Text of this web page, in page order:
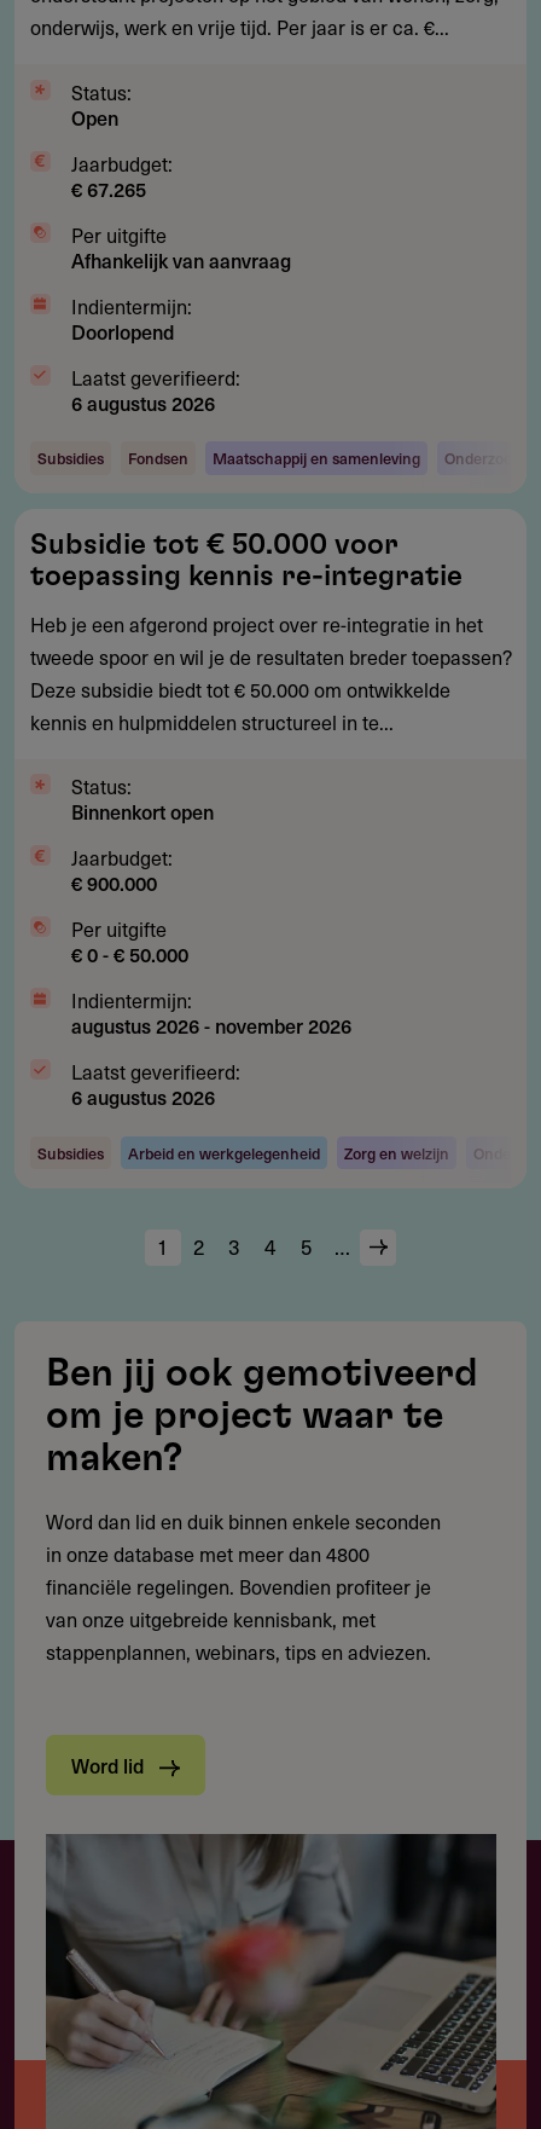
bij
vergroten
onderwijs, werk en vrije tijd. Per jaar is er ca. €...
Status:
Open
Jaarbudget:
€ 67.265
Per uitgifte
Afhankelijk van aanvraag
Indientermijn:
Doorlopend
Laatst geverifieerd:
6 augustus 2026
Subsidies Fondsen Maatschappij en samenleving Onderzoek
tot
€
50.000
voor
toepassing
kennis
integratie
Subsidie tot € 50.000 voor
toepassing kennis re-integratie
Heb je een afgerond project over re-integratie in het
tweede spoor en wil je de resultaten breder toepassen?
Deze subsidie biedt tot € 50.000 om ontwikkelde
kennis en hulpmiddelen structureel in te...
Status:
Binnenkort open
Jaarbudget:
€ 900.000
Per uitgifte
€ 0 - € 50.000
Indientermijn:
augustus 2026- november 2026
Laatst geverifieerd:
6 augustus 2026
Subsidies Arbeid en werkgelegenheid Zorg en welzijn
Huidige
1 Page
2 Page
3 Page
4 Page
5 …
Volgende
Ben jij ook gemotiveerd
om je project waar te
maken?
Word dan lid en duik binnen enkele seconden
in onze database met meer dan 4800
financiële regelingen. Bovendien profiteer je
van onze uitgebreide kennisbank, met
stappenplannen, webinars, tips en adviezen.
Word lid